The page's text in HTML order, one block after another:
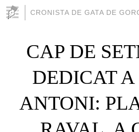
CRONISTA DE GATA DE
CAP DE
DEDICAT
ANTONI: